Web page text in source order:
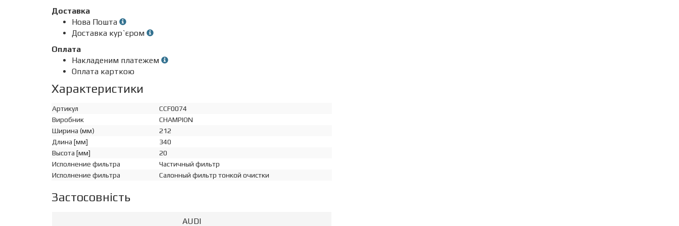
Доставка
Нова Пошта
Доставка кур`єром
Оплата
Накладеним платежем
Оплата карткою
Характеристики
Артикул
CCF0074
Виробник
CHAMPION
Ширина (мм)
212
Длина [мм]
340
Высота [мм]
20
Исполнение фильтра
Частичный фильтр
Исполнение фильтра
Салонный фильтр тонкой очистки
Застосовність
AUDI